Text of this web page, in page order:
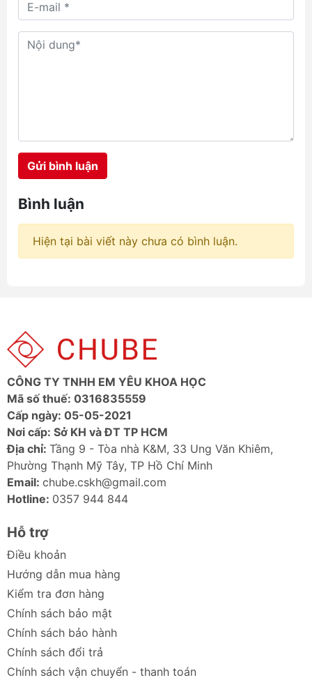
rảnh tay, thổi luồng gió trực tiếp
vào cơ thể dưới lớp áo quần mà
01 NK01, JisuLife Life5 và
công trình ngoài trời đầy nắng
gió.
Gửi bình luận
Bình luận
Hiện tại bài viết này chưa có bình luận.
CÔNG TY TNHH EM YÊU KHOA HỌC
Mã số thuế: 0316835559
Cấp ngày: 05-05-2021
Nơi cấp: Sở KH và ĐT TP HCM
Địa chỉ: Tầng 9 - Tòa nhà K&M, 33 Ung Văn Khiêm,
Phường Thạnh Mỹ Tây, TP Hồ Chí Minh
Email: chube.cskh@gmail.com
Hotline: 0357 944 844
Hỗ trợ
Điều khoản
Hướng dẫn mua hàng
Kiểm tra đơn hàng
Chính sách bảo mật
Chính sách bảo hành
Chính sách đổi trả
Chính sách vận chuyển - thanh toán